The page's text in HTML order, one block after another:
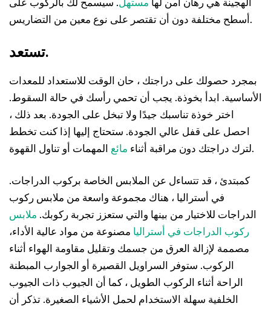
الهجينة هي رهان آمن لها مستهل. سيسمح لك بالركوب على
أسطح مختلفة دون أن تقتصر على نوع معين من التضاريس.
تستعد.
بمجرد حصولك على دراجتك ، حان الوقت للاستعداد للمعدات
الأساسية. ابدأ بخوذة. يجب أن تحمي رأسك في حالة السقوط.
اختر خوذة تناسبك جيدًا ولا تبخل على الجودة. بعد ذلك ،
احصل على قفل عالي الجودة. ستحتاج إليها إذا كنت تخطط
لترك دراجتك دون مراقبة أثناء مائع المهمات أو تناول القهوة.
كمبتدئ ، قد تتساءل عن الملابس الخاصة بركوب الدراجات.
في أستراليا ، هناك مجموعة واسعة من ملابس ركوب
الدراجات للاختيار من بينها والتي ستعزز تجربة ركوبك. ملابس
ركوب الدراجات في أستراليا مصنوعة من مواد عالية الأداء،
مصممة لإزالة العرق من جسمك وتقليل مقاومة الهواء أثناء
الركوب. ستوفر السراويل القصيرة أو الجوارب المبطنة
الراحة أثناء الركوب الطويل ، كما أن الجيوب ذات الجيوب
الخلفية سهلة الاستخدام لحمل الأشياء الصغيرة. تذكر أن